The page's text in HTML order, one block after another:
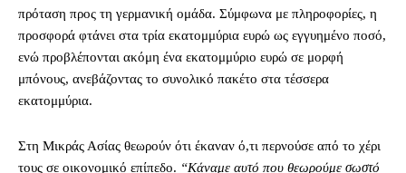
πρόταση προς τη γερμανική ομάδα. Σύμφωνα με πληροφορίες, η
προσφορά φτάνει στα τρία εκατομμύρια ευρώ ως εγγυημένο ποσό,
ενώ προβλέπονται ακόμη ένα εκατομμύριο ευρώ σε μορφή
μπόνους, ανεβάζοντας το συνολικό πακέτο στα τέσσερα
εκατομμύρια.
Στη Μικράς Ασίας θεωρούν ότι έκαναν ό,τι περνούσε από το χέρι
τους σε οικονομικό επίπεδο. “Κάναμε αυτό που θεωρούμε σωστό